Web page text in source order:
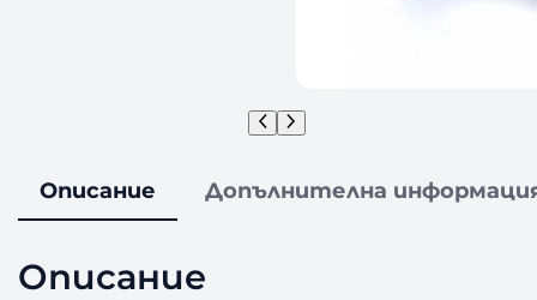
Описание Допълнителна
Описание